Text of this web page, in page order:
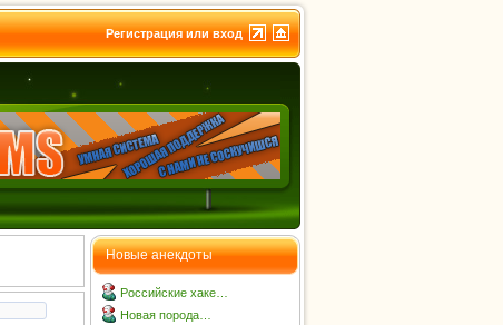
Регистрация или вход
Новые анекдоты
Российские хаке…
Новая порода…